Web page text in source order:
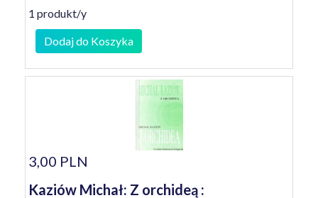
1 produkt/y
Dodaj do Koszyka
3,00 PLN
Kaziów Michał: Z orchideą :